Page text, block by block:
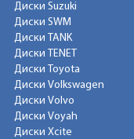
Диски Suzuki
Диски SWM
Диски TANK
Диски TENET
Диски Toyota
Диски Volkswagen
Диски Volvo
Диски Voyah
Диски Xcite